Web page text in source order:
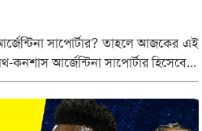
সাপোর্টার? তাহলে আজকের এই
আর্জেন্টিনা সাপোর্টার হিসেবে...